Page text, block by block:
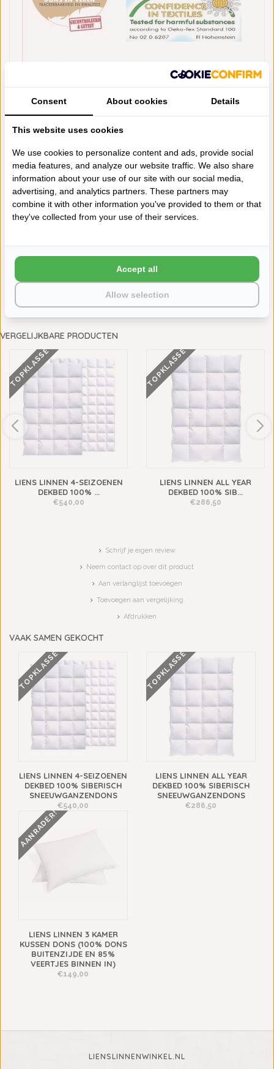
keurmerk. Het Nomite-keurmerk is voor de consument een garantie
dat het product geschikt is voor mensen met een
huisstofmijtallergie. Meer informatie hierover kunt u vinden opdeze
webpagina.
maak een keuze:*
TOEVOEGEN AAN WINKELWAGEN
VERGELIJKBARE PRODUCTEN
TOPKLASSE
LIENS LINNEN 4-SEIZOENEN
DEKBED 100% ...
€540,00
TOPKLASSE
LIENS LINNEN ALL YEAR
DEKBED 100% SIB...
€286,50
Schrijf je eigen review
Neem contact op over dit product
Aan verlanglijst toevoegen
Toevoegen aan vergelijking
Afdrukken
VAAK SAMEN GEKOCHT
TOPKLASSE
LIENS LINNEN 4-SEIZOENEN
DEKBED 100% SIBERISCH
SNEEUWGANZENDONS
€540,00
TOPKLASSE
LIENS LINNEN ALL YEAR
DEKBED 100% SIBERISCH
SNEEUWGANZENDONS
€286,50
AANRADER!
LIENS LINNEN 3 KAMER
KUSSEN DONS (100% DONS
BUITENZIJDE EN 85%
VEERTJES BINNEN IN)
€149,00
LIENSLINNENWINKEL.NL
Consent About cookies Details
This website uses cookies
We use cookies to personalize content and ads, provide social
media features, and analyze our website traffic. We also share
information about your use of our site with our social media,
advertising, and analytics partners. These partners may
combine it with other information you've provided to them or that
they've collected from your use of their services.
Allow selection
Accept all